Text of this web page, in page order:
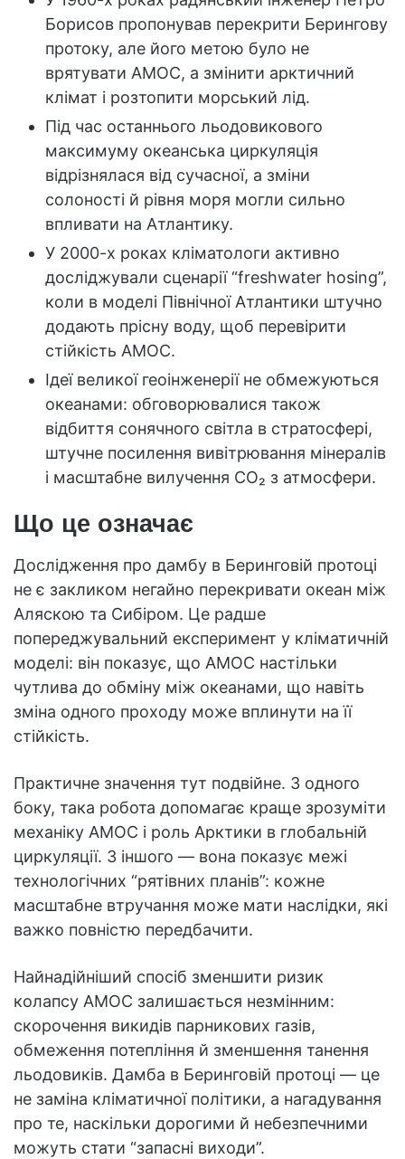
Борисов пропонував перекрити Берингову
протоку, але його метою було не
врятувати AMOC, а змінити арктичний
клімат і розтопити морський лід.
Під час останнього льодовикового
максимуму океанська циркуляція
відрізнялася від сучасної, а зміни
солоності й рівня моря могли сильно
впливати на Атлантику.
У 2000-х роках кліматологи активно
досліджували сценарії “freshwater hosing”,
коли в моделі Північної Атлантики штучно
додають прісну воду, щоб перевірити
стійкість AMOC.
Ідеї великої геоінженерії не обмежуються
океанами: обговорювалися також
відбиття сонячного світла в стратосфері,
штучне посилення вивітрювання мінералів
і масштабне вилучення CO₂ з атмосфери.
Що це означає
Дослідження про дамбу в Беринговій протоці
не є закликом негайно перекривати океан між
Аляскою та Сибіром. Це радше
попереджувальний експеримент у кліматичній
моделі: він показує, що AMOC настільки
чутлива до обміну між океанами, що навіть
зміна одного проходу може вплинути на її
стійкість.
Практичне значення тут подвійне. З одного
боку, така робота допомагає краще зрозуміти
механіку AMOC і роль Арктики в глобальній
циркуляції. З іншого — вона показує межі
технологічних “рятівних планів”: кожне
масштабне втручання може мати наслідки, які
важко повністю передбачити.
Найнадійніший спосіб зменшити ризик
колапсу AMOC залишається незмінним:
скорочення викидів парникових газів,
обмеження потепління й зменшення танення
льодовиків. Дамба в Беринговій протоці — це
не заміна кліматичної політики, а нагадування
про те, наскільки дорогими й небезпечними
можуть стати “запасні виходи”.